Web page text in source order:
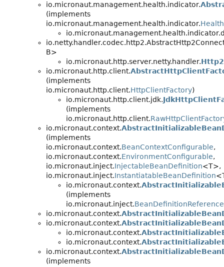
io.micronaut.management.health.indicator.
(implements
io.micronaut.management.health.indicator.
B>
io.micronaut.http.server.netty.handler.
io.micronaut.http.client.
(implements
io.micronaut.http.client.HttpClientFactory)
io.micronaut.http.client.jdk.
(implements
io.micronaut.http.client.
io.micronaut.context.
(implements
io.micronaut.context.BeanContextConfigurable,
io.micronaut.context.EnvironmentConfigurable,
io.micronaut.inject.InjectableBeanDefinition<T>,
io.micronaut.inject.InstantiatableBeanDefinition
io.micronaut.context.
(implements
io.micronaut.inject.BeanDefinitionReference
io.micronaut.context.
io.micronaut.context.
io.micronaut.context.
io.micronaut.context.
io.micronaut.context.
(implements